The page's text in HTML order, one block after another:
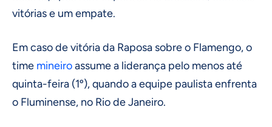
vitórias e um empate.
Em caso de vitória da Raposa sobre o Flamengo, o
time mineiroassume a liderança pelo menos até
quinta-feira (1º), quando a equipe paulista enfrenta
o Fluminense, no Rio de Janeiro.